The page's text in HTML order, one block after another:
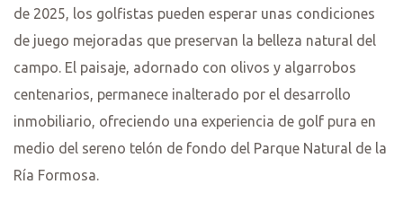
de 2025, los golfistas pueden esperar unas condiciones
de juego mejoradas que preservan la belleza natural del
campo. El paisaje, adornado con olivos y algarrobos
centenarios, permanece inalterado por el desarrollo
inmobiliario, ofreciendo una experiencia de golf pura en
medio del sereno telón de fondo del Parque Natural de la
Ría Formosa.